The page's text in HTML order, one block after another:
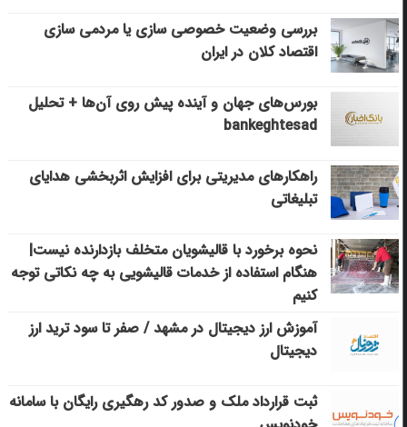
بررسی وضعیت خصوصی سازی یا مردمی سازی
اقتصاد کلان در ایران
بورس‌های جهان و آینده پیش روی آن‌ها + تحلیل
bankeghtesad
راهکارهای مدیریتی برای افزایش اثربخشی هدایای
تبلیغاتی
نحوه برخورد با قالیشویان متخلف بازدارنده نیست|
هنگام استفاده از خدمات قالیشویی به چه نکاتی توجه
کنیم
آموزش ارز دیجیتال در مشهد / صفر تا سود ترید ارز
دیجیتال
ثبت قرارداد ملک و صدور کد رهگیری رایگان با سامانه